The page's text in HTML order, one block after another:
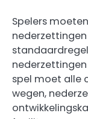
Spelers
spel moet alle
wegen,